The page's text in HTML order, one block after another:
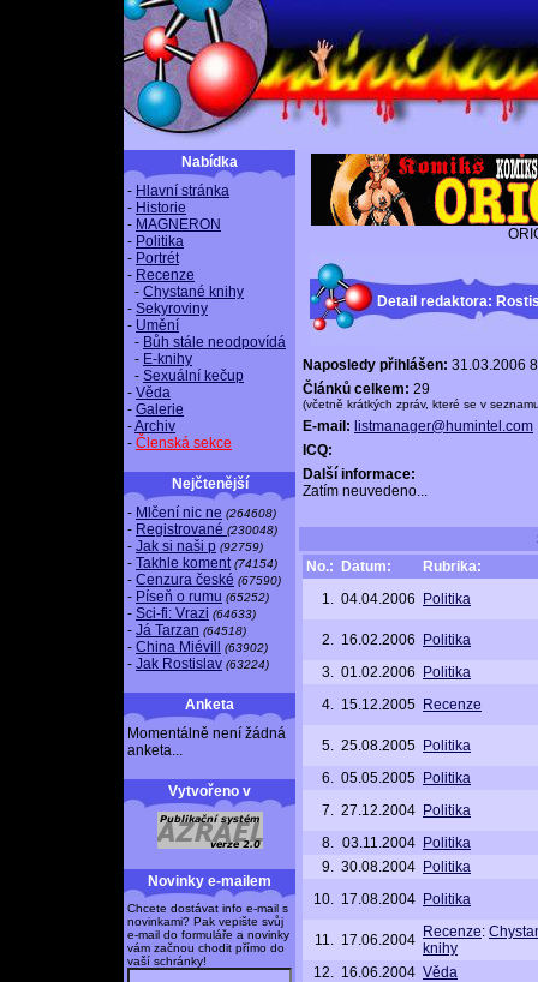
Nabídka
- Hlavní stránka
- Historie
- MAGNERON
- Politika
- Portrét
- Recenze
- Chystané knihy
- Sekyroviny
- Umění
- Bůh stále neodpovídá
- E-knihy
- Sexuální kečup
- Věda
- Galerie
-Archiv
- Členská sekce
Nejčtenější
- Mlčení nic ne (264608)
- Registrované (230048)
- Jak si naši p (92759)
- Takhle koment (74154)
- Cenzura české (67590)
- Píseň o rumu (65252)
- Sci-fi: Vrazi (64633)
- Já Tarzan (64518)
- China Miévill (63902)
- Jak Rostislav (63224)
Anketa
Momentálně není žádná
anketa...
Vytvořeno v
Novinky e-mailem
Chcete dostávat info e-mail s
novinkami? Pak vepište svůj
e-mail do formuláře a novinky
vám začnou chodit přímo do
vaší schránky!
Detail redaktora:
Naposledy přihlášen: 31.03.2006
Článků celkem: 29
(včetně krátkých zpráv, které se v
E-mail: listmanager@humintel.com
ICQ:
Další informace:
Zatím neuvedeno...
No.:
Datum:
Rubrika:
1. 04.04.2006 Politika
2. 16.02.2006
Politika
3. 01.02.2006
Politika
4. 15.12.2005 Recenze
5. 25.08.2005 Politika
6. 05.05.2005 Politika
7. 27.12.2004 Politika
8. 03.11.2004 Politika
9. 30.08.2004 Politika
10. 17.08.2004 Politika
11. 17.06.2004 Recenze:
knihy
12. 16.06.2004 Věda